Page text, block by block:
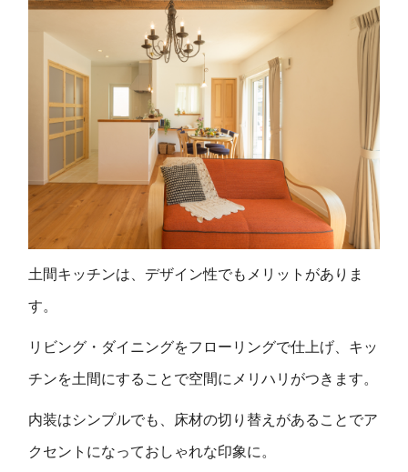
土間キッチンは、デザイン性でもメリットがありま
す。
リビング・ダイニングをフローリングで仕上げ、キッ
チンを土間にすることで空間にメリハリがつきます。
内装はシンプルでも、床材の切り替えがあることでア
クセントになっておしゃれな印象に。